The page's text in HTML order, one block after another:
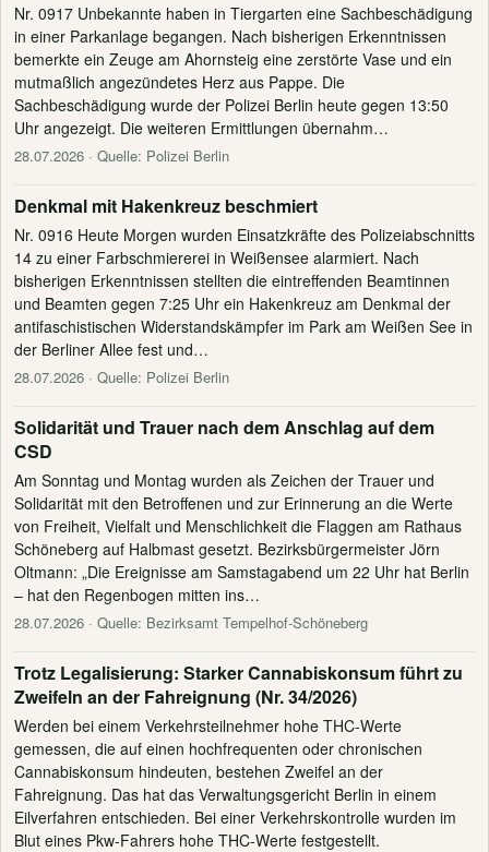
Nr. 0917 Unbekannte haben in Tiergarten eine Sachbeschädigung
in einer Parkanlage begangen. Nach bisherigen Erkenntnissen
bemerkte ein Zeuge am Ahornsteig eine zerstörte Vase und ein
mutmaßlich angezündetes Herz aus Pappe. Die
Sachbeschädigung wurde der Polizei Berlin heute gegen 13:50
Uhr angezeigt. Die weiteren Ermittlungen übernahm…
28.07.2026 · Quelle: Polizei Berlin
Denkmal mit Hakenkreuz beschmiert
Nr. 0916 Heute Morgen wurden Einsatzkräfte des Polizeiabschnitts
14 zu einer Farbschmiererei in Weißensee alarmiert. Nach
bisherigen Erkenntnissen stellten die eintreffenden Beamtinnen
und Beamten gegen 7:25 Uhr ein Hakenkreuz am Denkmal der
antifaschistischen Widerstandskämpfer im Park am Weißen See in
der Berliner Allee fest und…
28.07.2026 · Quelle: Polizei Berlin
Solidarität und Trauer nach dem Anschlag auf dem
CSD
Am Sonntag und Montag wurden als Zeichen der Trauer und
Solidarität mit den Betroffenen und zur Erinnerung an die Werte
von Freiheit, Vielfalt und Menschlichkeit die Flaggen am Rathaus
Schöneberg auf Halbmast gesetzt. Bezirksbürgermeister Jörn
Oltmann: „Die Ereignisse am Samstagabend um 22 Uhr hat Berlin
– hat den Regenbogen mitten ins…
28.07.2026 · Quelle: Bezirksamt Tempelhof-Schöneberg
Trotz Legalisierung: Starker Cannabiskonsum führt zu
Zweifeln an der Fahreignung (Nr. 34/2026)
Werden bei einem Verkehrsteilnehmer hohe THC-Werte
gemessen, die auf einen hochfrequenten oder chronischen
Cannabiskonsum hindeuten, bestehen Zweifel an der
Fahreignung. Das hat das Verwaltungsgericht Berlin in einem
Eilverfahren entschieden. Bei einer Verkehrskontrolle wurden im
Blut eines Pkw-Fahrers hohe THC-Werte festgestellt.